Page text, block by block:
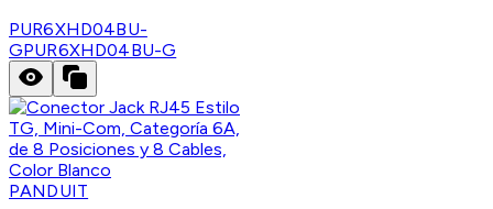
PUR6XHD04BU-
GPUR6XHD04BU-G
PANDUIT